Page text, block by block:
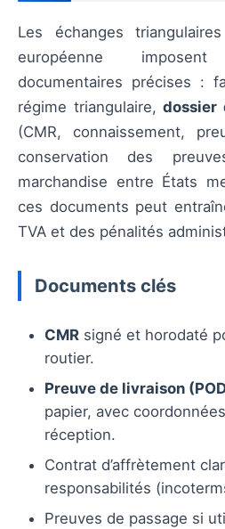
Les échanges
européenne
documentaires précises :
régime triangulaire,dossier
(CMR, connaissement,
conservation des
marchandise entre États
ces documents peut
TVA et des pénalités
Documents clés
CMR signé et horodaté
routier.
Preuve de livraison
papier, avec
réception.
Contrat d’affrètement
responsabilités
Preuves de passage si